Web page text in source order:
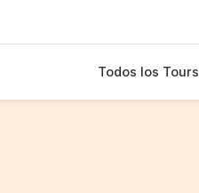
Todos los Tours